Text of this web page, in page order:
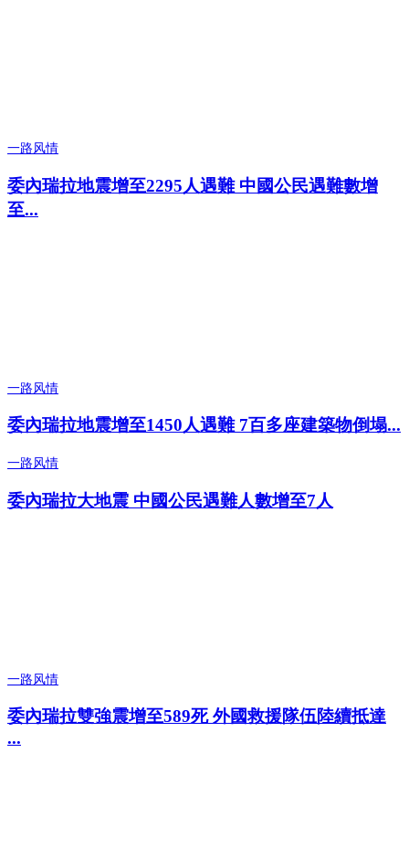
一路风情
委內瑞拉地震增至2295人遇難 中國公民遇難數增
至...
一路风情
委內瑞拉地震增至1450人遇難 7百多座建築物倒塌...
一路风情
委內瑞拉大地震 中國公民遇難人數增至7人
一路风情
委內瑞拉雙強震增至589死 外國救援隊伍陸續抵達
...